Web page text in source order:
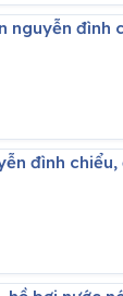
nguyễn
đình